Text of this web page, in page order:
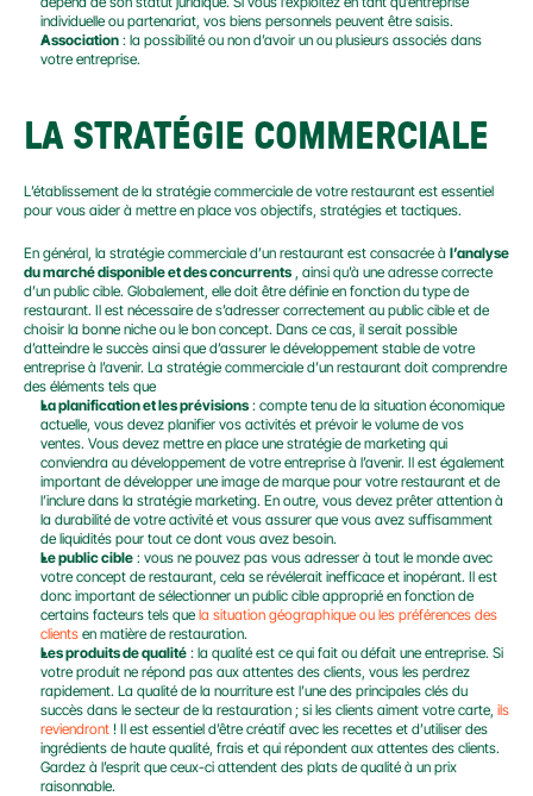
individuelle ou partenariat, vos biens personnels peuvent être saisis.
Association : la possibilité ou non d’avoir un ou plusieurs associés dans
votre entreprise.
LA STRATÉGIE COMMERCIALE
L’établissement de la stratégie commerciale de votre restaurant est essentiel
pour vous aider à mettre en place vos objectifs, stratégies et tactiques.
En général, la stratégie commerciale d’un restaurant est consacrée à l’analyse
du marché disponible et des concurrents , ainsi qu’à une adresse correcte
d’un public cible. Globalement, elle doit être définie en fonction du type de
restaurant. Il est nécessaire de s’adresser correctement au public cible et de
choisir la bonne niche ou le bon concept. Dans ce cas, il serait possible
d’atteindre le succès ainsi que d’assurer le développement stable de votre
entreprise à l’avenir. La stratégie commerciale d’un restaurant doit comprendre
des éléments tels que
La planification et les prévisions : compte tenu de la situation économique
actuelle, vous devez planifier vos activités et prévoir le volume de vos
ventes. Vous devez mettre en place une stratégie de marketing qui
conviendra au développement de votre entreprise à l’avenir. Il est également
important de développer une image de marque pour votre restaurant et de
l’inclure dans la stratégie marketing. En outre, vous devez prêter attention à
la durabilité de votre activité et vous assurer que vous avez suffisamment
de liquidités pour tout ce dont vous avez besoin.
Le public cible : vous ne pouvez pas vous adresser à tout le monde avec
votre concept de restaurant, cela se révélerait inefficace et inopérant. Il est
donc important de sélectionner un public cible approprié en fonction de
certains facteurs tels que la situation géographique ou les préférences des
clients en matière de restauration.
Les produits de qualité : la qualité est ce qui fait ou défait une entreprise. Si
votre produit ne répond pas aux attentes des clients, vous les perdrez
rapidement. La qualité de la nourriture est l’une des principales clés du
succès dans le secteur de la restauration ; si les clients aiment votre carte, ils
reviendront ! Il est essentiel d’être créatif avec les recettes et d’utiliser des
ingrédients de haute qualité, frais et qui répondent aux attentes des clients.
Gardez à l’esprit que ceux-ci attendent des plats de qualité à un prix
raisonnable.